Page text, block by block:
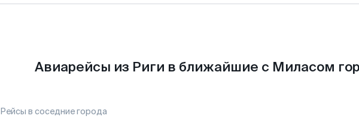
Авиарейсы из Риги в ближайшие с Миласом
Рейсы в соседние города